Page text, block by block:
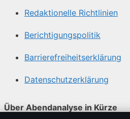
Redaktionelle Richtlinien
Berichtigungspolitik
Barrierefreiheitserklärung
Datenschutzerklärung
Über Abendanalyse in Kürze